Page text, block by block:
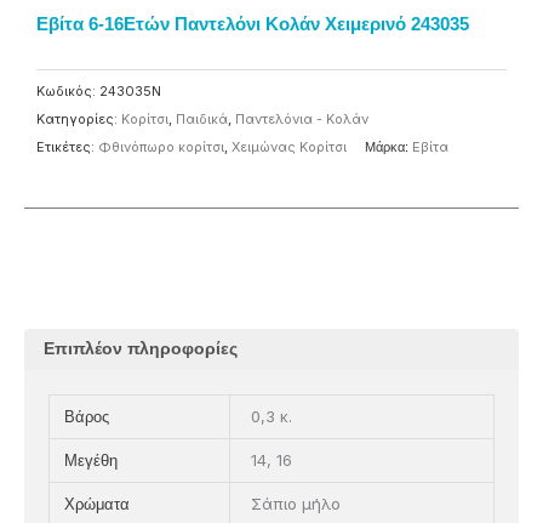
Εβίτα 6-16Ετών Παντελόνι Κολάν Χειμερινό 243035
Κωδικός: 243035N
Κατηγορίες: Κορίτσι Παιδικά Παντελόνια - Κολάν
Ετικέτες: Φθινόπωρο κορίτσι Χειμώνας Κορίτσι Μάρκα: Eβίτα
Επιπλέον πληροφορίες
Βάρος 0,3 κ.
Μεγέθη 14, 16
Χρώματα Σάπιο μήλο